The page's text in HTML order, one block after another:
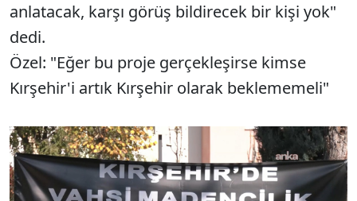
anlatacak, karşı görüş bildirecek bir kişi yok"
dedi.
Özel: "Eğer bu proje gerçekleşirse kimse
Kırşehir'i artık Kırşehir olarak beklememeli"